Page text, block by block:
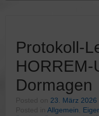
Protokoll-
HORREM-
Dormagen
23. März 2026
Allgemein